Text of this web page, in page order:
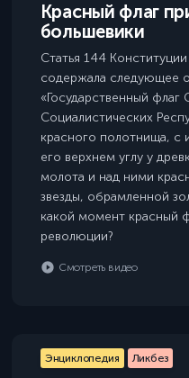
Красный флаг
большевики
Статья 144
содержала следующее
«Государственный
Социалистических
красного полотнища, с
его верхнем углу у
молота и над ними
звезды, обрамленной
какой момент красный
революции?
Смотреть видео
Энциклопедия Ликбез